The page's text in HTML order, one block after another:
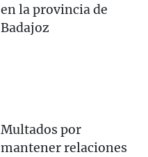
en la provincia de
Badajoz
Multados por
mantener relaciones